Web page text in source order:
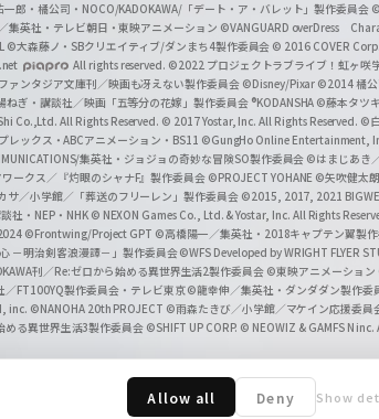
Allow all Deny Show
郎・橘公司・NOCO/KADOKAWA/「デート・ア・バレット」製作委員会
集英社・テレビ朝日・東映アニメーション ©VANGUARD overDress
©大森藤ノ・SBクリエイティブ/ダンまち4製作委員会 © 2016 COVER Corp.
All rights reserved. ©2022 プロジェクトラブライブ！虹ヶ咲
ァンタジア文庫刊／映画も冴えない製作委員会 ©Disney/Pixar ©2014 橘公
ねぎ・講談社／映画「五等分の花嫁」製作委員会 ®KODANSHA ©藤本タツ
Co.,Ltd. All Rights Reserved. © 2017 Yostar, Inc. All Rights Reserved. ©
レックス・ABCアニメーション・BS11 ©GungHo Online Entertainment,
集英社・ジョジョの奇妙な冒険SO製作委員会 ©はまじあき
ークス／『灼眼のシャナF』製作委員会 ©PROJECT YOHANE ©矢吹健太
サ／小学館／「葬送のフリーレン」製作委員会 ©2015, 2017, 2021
社・NEP・NHK © NEXON Games Co., Ltd. & Yostar, Inc. All Rights
©Frontwing/Project GPT ©高橋陽一／集英社・2018キャプテン翼製
－明治剣客浪漫譚－」製作委員会©WFS Developed by WRIGHT FLYER
刊／Re:ゼロから始める異世界生活2製作委員会 ©東映アニメーション
FT100YQ製作委員会・テレビ東京©龍幸伸／集英社・ダンダダン製作委
inc. ©NANOHA 20th PROJECT ©雨森たきび／小学館／マケイン応援委員
める異世界生活3製作委員会 ©SHIFT UP CORP. © NEOWIZ & GAMFS N